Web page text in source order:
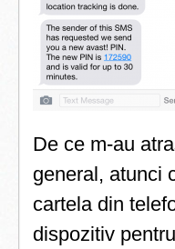
De ce m-au
general, atunci
cartela din
dispozitiv